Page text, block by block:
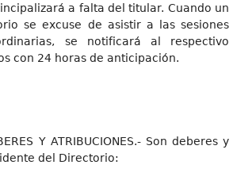
a falta del titular. Cuando un
se excuse de asistir a las sesiones
se notificará al respectivo
con 24 horas de anticipación.
Y ATRIBUCIONES.- Son deberes y
del Directorio: